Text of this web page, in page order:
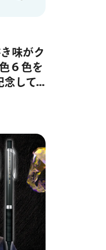
味がク
６色を
念して